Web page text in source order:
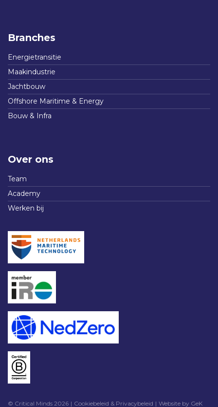
Branches
Energietransitie
Maakindustrie
Jachtbouw
Offshore Maritime & Energy
Bouw & Infra
Over ons
Team
Academy
Werken bij
© Critical Minds 2026 Cookiebeleid & Privacybeleid Website by GeK